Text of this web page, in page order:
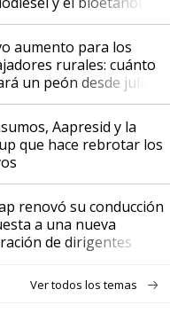
aumento para los
rurales: cuánto
un peón desde julio
Aapresid y la
que hace rebrotar los
renovó su conducción
a una nueva
de dirigentes
Ver todos los temas